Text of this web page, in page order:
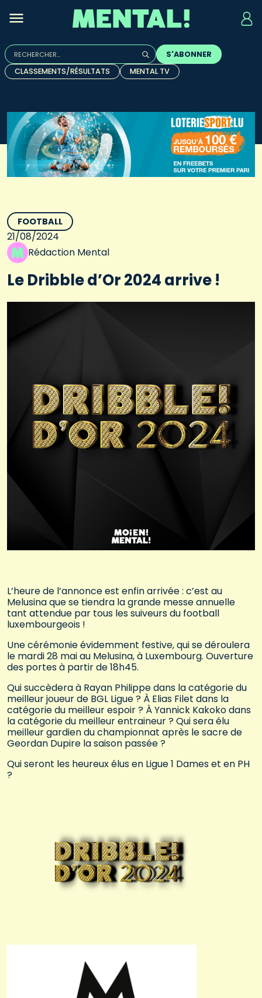
Rechercher :
Quand les résultats de l'auto-complétion sont
S'ABONNER
CLASSEMENTS/RÉSULTATS
MENTAL TV
FOOTBALL
21/08/2024
Rédaction Mental
Le Dribble d’Or 2024 arrive !
L’heure de l’annonce est enfin arrivée : c’est au
Melusina que se tiendra la grande messe annuelle
tant attendue par tous les suiveurs du football
luxembourgeois !
Une cérémonie évidemment festive, qui se déroulera
le mardi 28 mai au Melusina, à Luxembourg. Ouverture
des portes à partir de 18h45.
Qui succèdera à Rayan Philippe dans la catégorie du
meilleur joueur de BGL Ligue ? À Elias Filet dans la
catégorie du meilleur espoir ? À Yannick Kakoko dans
la catégorie du meilleur entraineur ? Qui sera élu
meilleur gardien du championnat après le sacre de
Geordan Dupire la saison passée ?
Qui seront les heureux élus en Ligue 1 Dames et en PH
?